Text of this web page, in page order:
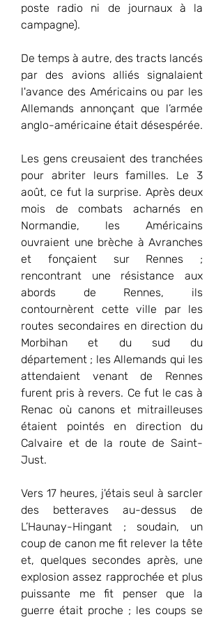
poste radio ni de journaux à la
campagne).
De temps à autre, des tracts lancés
par des avions alliés signalaient
l'avance des Américains ou par les
Allemands annonçant que l’armée
anglo-américaine était désespérée.
Les gens creusaient des tranchées
pour abriter leurs familles. Le 3
août, ce fut la surprise. Après deux
mois de combats acharnés en
Normandie, les Américains
ouvraient une brèche à Avranches
et fonçaient sur Rennes ;
rencontrant une résistance aux
abords de Rennes, ils
contournèrent cette ville par les
routes secondaires en direction du
Morbihan et du sud du
département ; les Allemands qui les
attendaient venant de Rennes
furent pris à revers. Ce fut le cas à
Renac où canons et mitrailleuses
étaient pointés en direction du
Calvaire et de la route de Saint-
Just.
Vers 17 heures, j'étais seul à sarcler
des betteraves au-dessus de
L’Haunay-Hingant ; soudain, un
coup de canon me fit relever la tête
et, quelques secondes après, une
explosion assez rapprochée et plus
puissante me fit penser que la
guerre était proche ; les coups se